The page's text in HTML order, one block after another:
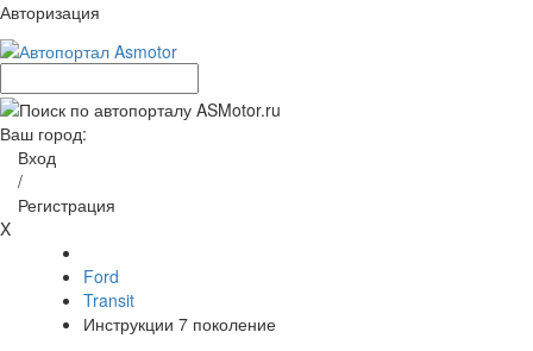
Авторизация
Ваш город:
Вход
/
Регистрация
X
Ford
Transit
Инструкции 7 поколение